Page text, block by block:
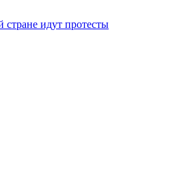
идут протесты